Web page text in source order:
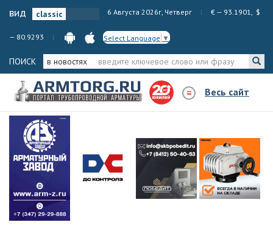
вид 6 Августа 2026г, Четверг € — 93.1901, $
— 80.9293 Select Language ▼
ПОИСК в новостях
Весь сайт